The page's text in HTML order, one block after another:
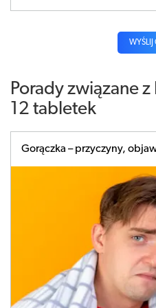
WYŚLIJ
Porady związane
12 tabletek
Gorączka – przyczyny,